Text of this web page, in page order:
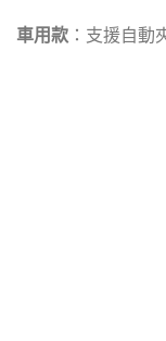
車用款 ：支援自動